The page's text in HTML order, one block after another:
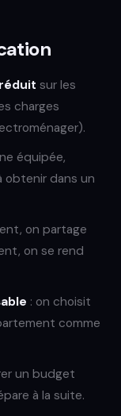
sur les
charges
équipée,
obtenir dans un
on partage
on se rend
: on choisit
comme
un budget
à la suite.